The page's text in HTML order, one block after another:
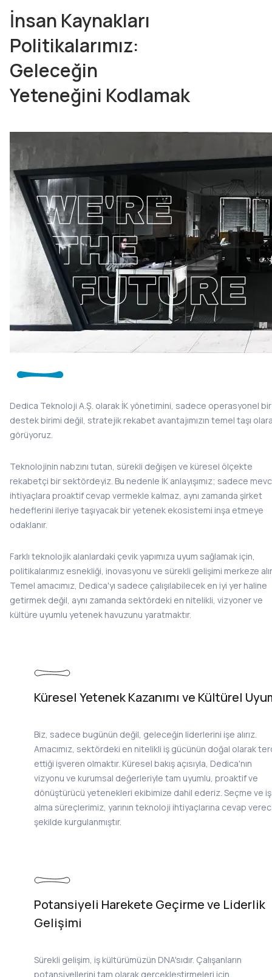
İnsan Kaynakları
Politikalarımız:
Geleceğin
Yeteneğini Kodlamak
Dedica Teknoloji A.Ş. olarak İK yönetimini, sadece operasyonel bir
destek birimi değil, stratejik rekabet avantajımızın temel taşı
görüyoruz.
Teknolojinin nabzını tutan, sürekli değişen ve küresel ölçekte
rekabetçi bir sektördeyiz. Bu nedenle İK anlayışımız; sadece
ihtiyaçlara proaktif cevap vermekle kalmaz, aynı zamanda şirket
hedeflerini ileriye taşıyacak bir yetenek ekosistemi inşa etmeye
odaklanır.
Farklı teknolojik alanlardaki çevik yapımıza uyum sağlamak için,
politikalarımız esnekliği, inovasyonu ve sürekli gelişimi merkeze
Temel amacımız, Dedica'yı sadece çalışılabilecek en iyi yer haline
getirmek değil, aynı zamanda sektördeki en nitelikli, vizyoner ve
kültüre uyumlu yetenek havuzunu yaratmaktır.
Küresel Yetenek Kazanımı ve Kültürel
Biz, sadece bugünün değil, geleceğin liderlerini işe alırız.
Amacımız, sektördeki en nitelikli iş gücünün doğal olarak
ettiği işveren olmaktır. Küresel bakış açısıyla, Dedica'nın
vizyonu ve kurumsal değerleriyle tam uyumlu, proaktif ve
dönüştürücü yetenekleri ekibimize dahil ederiz. Seçme ve
alma süreçlerimiz, yarının teknoloji ihtiyaçlarına cevap
şekilde kurgulanmıştır.
Potansiyeli Harekete Geçirme ve Liderlik
Gelişimi
Sürekli gelişim, iş kültürümüzün DNA'sıdır. Çalışanların
potansiyellerini tam olarak gerçekleştirmeleri için